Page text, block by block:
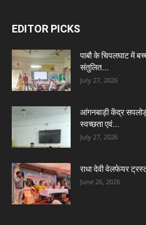
EDITOR PICKS
पाबौ के चिपलघाट में
संतुलित...
July 27, 2026
आंगनबाड़ी केंद्र
स्वच्छता एवं...
July 27, 2026
राधा देवी वेलफेयर
June 26, 2026